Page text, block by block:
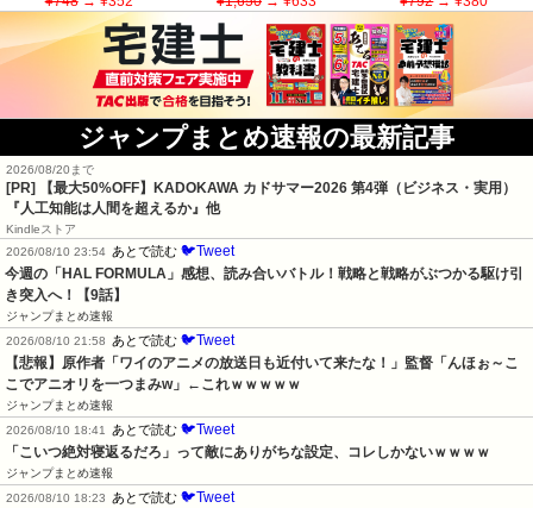
ジャンプまとめ速報の最新記事
2026/08/20まで
[PR]
【最大50%OFF】KADOKAWA カドサマー2026 第4弾（ビジネス・実用）
『人工知能は人間を超えるか』他
Kindleストア
2026/08/10 23:54 あとで読む 🐦Tweet
今週の「HAL FORMULA」感想、読み合いバトル！戦略と戦略がぶつかる駆け引
き突入へ！【9話】
ジャンプまとめ速報
2026/08/10 21:58
あとで読む 🐦Tweet
【悲報】原作者「ワイのアニメの放送日も近付いて来たな！」監督「んほぉ～こ
こでアニオリを一つまみw」←これｗｗｗｗｗ
ジャンプまとめ速報
2026/08/10 18:41
あとで読む 🐦Tweet
「こいつ絶対寝返るだろ」って敵にありがちな設定、コレしかないｗｗｗｗ
ジャンプまとめ速報
2026/08/10 18:23
あとで読む 🐦Tweet